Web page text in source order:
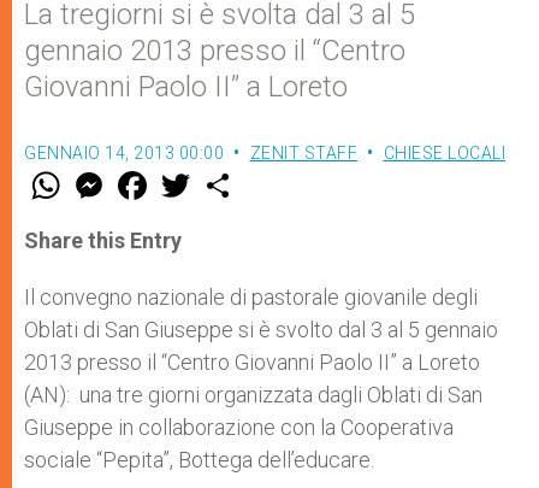
La tregiorni si è svolta dal 3 al 5
gennaio 2013 presso il “Centro
Giovanni Paolo II” a Loreto
GENNAIO 14, 2013 00:00 ZENIT STAFF CHIESE LOCALI
W
t
s
p
p
M
e
s
e
g
e
r
F
a
e
b
o
k
w
r
Share this Entry
Il convegno nazionale di pastorale giovanile degli
Oblati di San Giuseppe si è svolto dal 3 al 5 gennaio
2013 presso il “Centro Giovanni Paolo II” a Loreto
(AN): una tre giorni organizzata dagli Oblati di San
Giuseppe in collaborazione con la Cooperativa
sociale “Pepita”, Bottega dell’educare.